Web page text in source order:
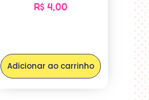
R$4,00
Adicionar ao carrinho